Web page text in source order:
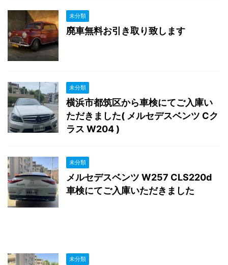
未分類
廃車無料お引き取り致します
未分類
横浜市都筑区から車検にてご入庫い
ただきました( メルセデスベンツ Cク
ラス W204 )
未分類
メルセデスベンツ W257 CLS220d
車検にてご入庫いただきました
未分類